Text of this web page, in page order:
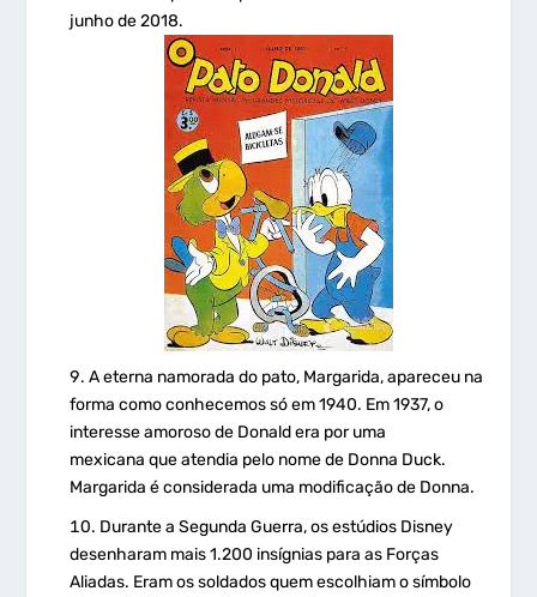
junho de 2018.
A eterna namorada do pato, Margarida, apareceu na
forma como conhecemos só em 1940. Em 1937, o
interesse amoroso de Donald era por uma
mexicana que atendia pelo nome de Donna Duck.
Margarida é considerada uma modificação de Donna.
Durante a Segunda Guerra, os estúdios Disney
desenharam mais 1.200 insígnias para as Forças
Aliadas. Eram os soldados quem escolhiam o símbolo